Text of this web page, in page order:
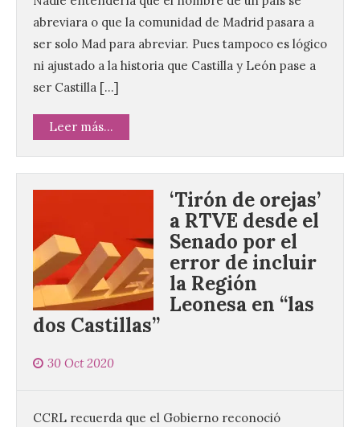
abreviara o que la comunidad de Madrid pasara a
ser solo Mad para abreviar. Pues tampoco es lógico
ni ajustado a la historia que Castilla y León pase a
ser Castilla […]
Leer más...
‘Tirón de orejas’
a RTVE desde el
Senado por el
error de incluir
la Región
Leonesa en “las
dos Castillas”
30 Oct 2020
CCRL recuerda que el Gobierno reconoció